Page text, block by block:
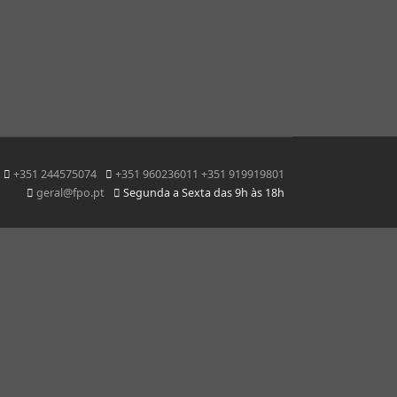
+351 244575074
+351 960236011 +351 919919801
geral@fpo.pt
Segunda a Sexta das 9h às 18h